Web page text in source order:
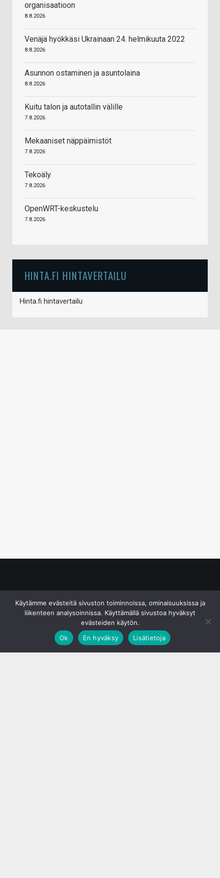
organisaatioon
8.8.2026
Venäjä hyökkäsi Ukrainaan 24. helmikuuta 2022
8.8.2026
Asunnon ostaminen ja asuntolaina
8.8.2026
Kuitu talon ja autotallin välille
7.8.2026
Mekaaniset näppäimistöt
7.8.2026
Tekoäly
7.8.2026
OpenWRT-keskustelu
7.8.2026
HINTA.FI HINTAVERTAILU
Hinta.fi hintavertailu
Käytämme evästeitä sivuston toiminnoissa, ominaisuuksissa ja
liikenteen analysoinnissa. Käyttämällä sivustoa hyväksyt
evästeiden käytön.
Ok
En hyväksy Lisätietoja